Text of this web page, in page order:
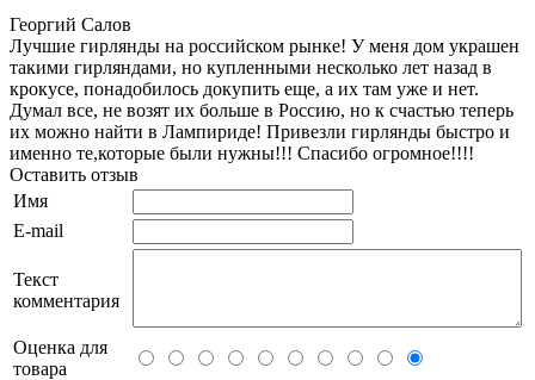
Георгий Салов
Лучшие гирлянды на российском рынке! У меня дом украшен
такими гирляндами, но купленными несколько лет назад в
крокусе, понадобилось докупить еще, а их там уже и нет.
Думал все, не возят их больше в Россию, но к счастью теперь
их можно найти в Лампириде! Привезли гирлянды быстро и
именно те,которые были нужны!!! Спасибо огромное!!!!
Оставить отзыв
Имя
E-mail
Текст
комментария
Оценка для
товара